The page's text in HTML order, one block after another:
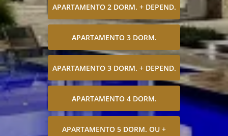
APARTAMENTO 2 DORM. + DEPEND.
APARTAMENTO 3 DORM.
APARTAMENTO 3 DORM. + DEPEND.
APARTAMENTO 4 DORM.
APARTAMENTO 5 DORM. OU +